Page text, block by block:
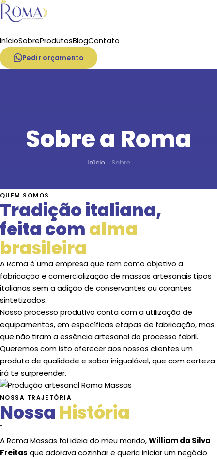
InícioSobreProdutosBlogContato
Pedir orçamento
Sobre a Roma
Início→ Sobre
QUEM SOMOS
Tradição italiana,
feita comalma
brasileira
A Roma é uma empresa que tem como objetivo a
fabricação e comercialização de massas artesanais tipos
italianas sem a adição de conservantes ou corantes
sintetizados.
Nosso processo produtivo conta com a utilização de
equipamentos, em específicas etapas de fabricação, mas
que não tiram a essência artesanal do processo fabril.
Queremos com isto oferecer aos nossos clientes um
produto de qualidade e sabor inigualável, que com certeza
irá te surpreender.
NOSSA TRAJETÓRIA
Nossa História
"
A Roma Massas foi ideia do meu marido,William da Silva
Freitas que adorava cozinhar e queria iniciar um negócio